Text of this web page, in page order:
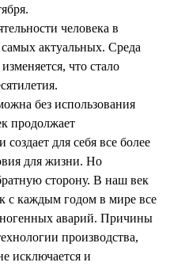
человека в
актуальных. Среда
что стало
без использования
продолжает
для себя все более
для жизни. Но
сторону. В наш век
с каждым годом в мире все
аварий. Причины
производства,
исключается и